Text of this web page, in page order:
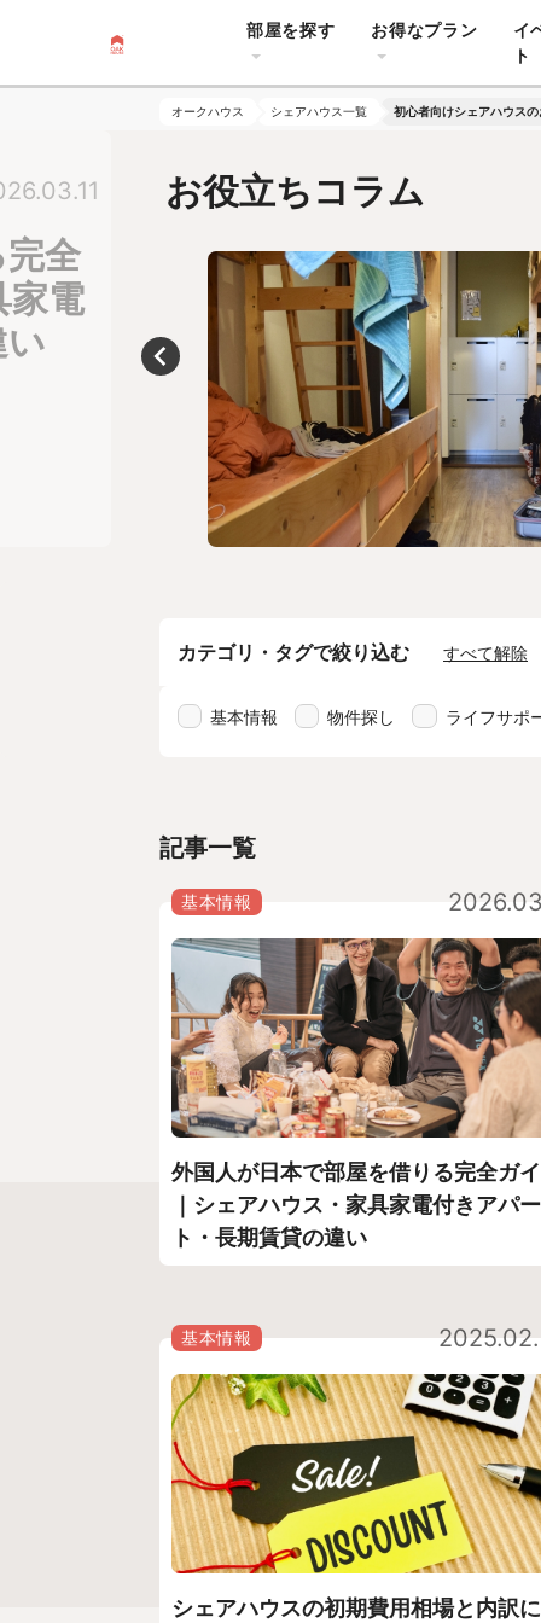
部屋を探す お得なプラン
イ
ト
オークハウス シェアハウス一覧 初心者向けシェアハウス
お役立ちコラム
全
家電
カテゴリ・タグで絞り込む すべて解除
基本情報 物件探し ライフサポ
記事一覧
基本情報
外国人が日本で部屋を借りる完全ガ
｜シェアハウス・家具家電付きアパー
ト・長期賃貸の違い
基本情報
シェアハウスの初期費用相場と内訳